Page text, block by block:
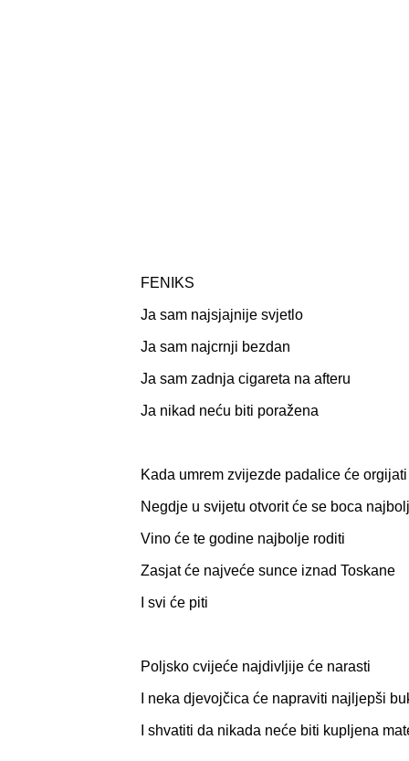
FENIKS
Ja sam najsjajnije svjetlo
Ja sam najcrnji bezdan
Ja sam zadnja cigareta na afteru
Ja nikad neću biti poražena
Kada umrem zvijezde padalice će orgijati
Negdje u svijetu otvorit će se boca
Vino će te godine najbolje roditi
Zasjat će najveće sunce iznad Toskane
I svi će piti
Poljsko cvijeće najdivljije će narasti
I neka djevojčica će napraviti najljepši
I shvatiti da nikada neće biti kupljena